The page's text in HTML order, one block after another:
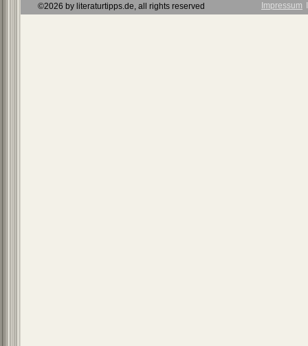
©2026 by literaturtipps.de, all rights reserved Impressum